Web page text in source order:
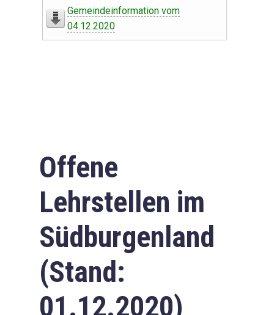
Gemeindeinformation vom
04.12.2020
Offene
Lehrstellen im
Südburgenland
(Stand:
01.12.2020)